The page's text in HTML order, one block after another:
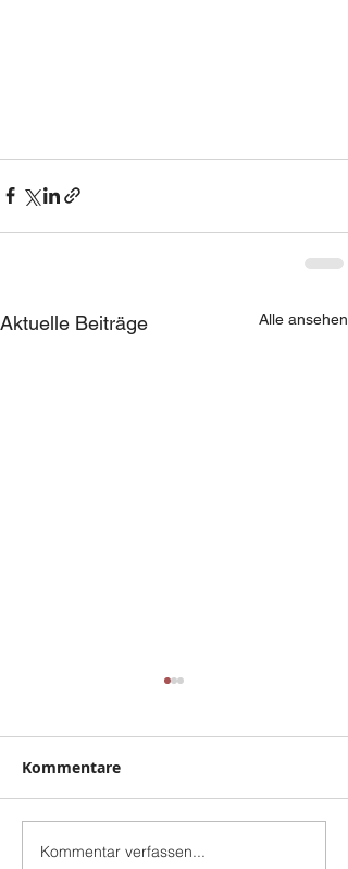
Aktuelle Beiträge Alle ansehen
Lehmbau
Kommentare
Kommentar verfassen...